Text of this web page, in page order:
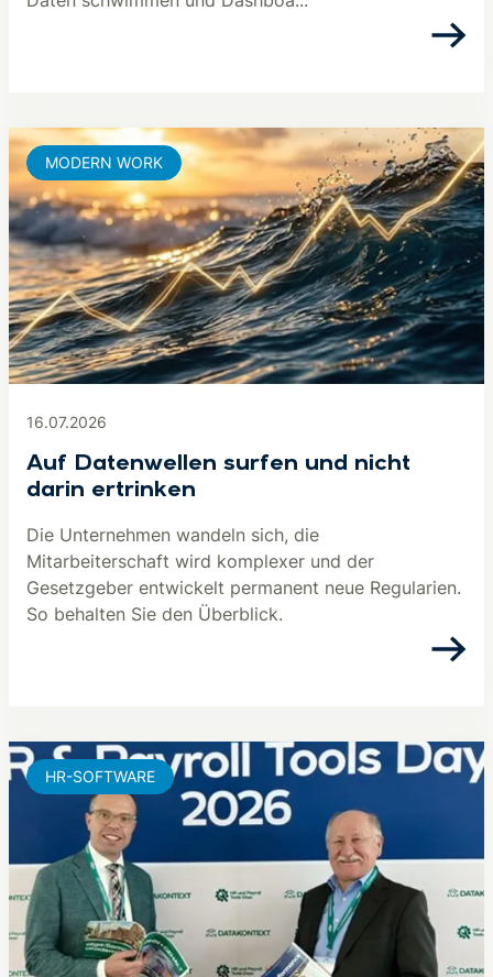
16.07.2026
Auf Datenwellen surfen und nicht
darin ertrinken
Die Unternehmen wandeln sich, die
Mitarbeiterschaft wird komplexer und der
Gesetzgeber entwickelt permanent neue Regularien.
So behalten Sie den Überblick.
MODERN WORK
HR-SOFTWARE